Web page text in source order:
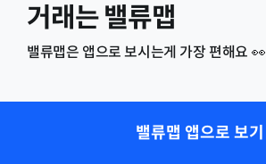
거래는 밸류맵
밸류맵은 앱으로 보시는게 가장 편해요 👀
밸류맵 앱으로 보기